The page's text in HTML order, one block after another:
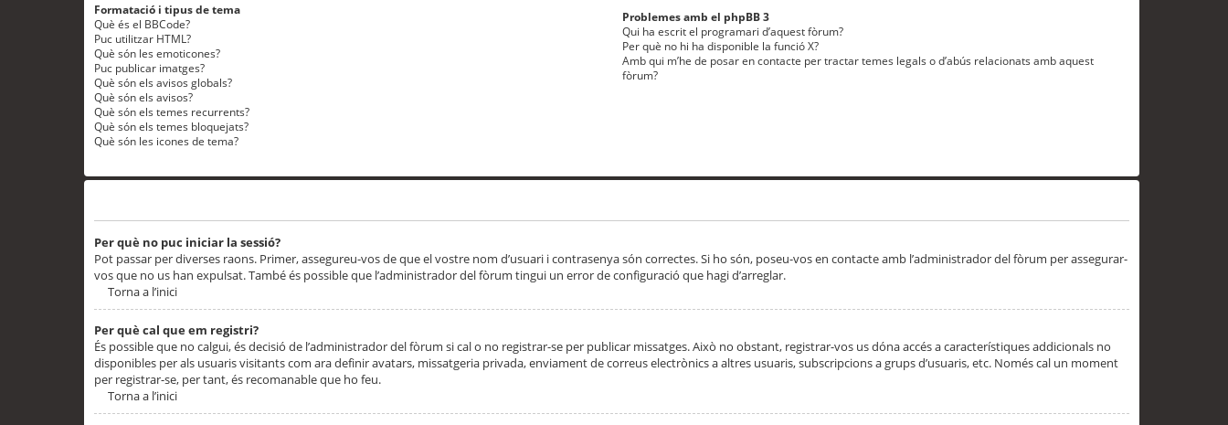
Formatació i tipus de tema
Què és el BBCode?
Puc utilitzar HTML?
Què són les emoticones?
Puc publicar imatges?
Què són els avisos globals?
Què són els avisos?
Què són els temes recurrents?
Què són els temes bloquejats?
Què són les icones de tema?
Problemes amb el phpBB 3
Qui ha escrit el programari d’aquest fòrum?
Per què no hi ha disponible la funció X?
Amb qui m’he de posar en contacte per tractar temes legals o d’abús relacionats amb aquest
fòrum?
Per què no puc iniciar la sessió?
Pot passar per diverses raons. Primer, assegureu-vos de que el vostre nom d’usuari i contrasenya són correctes. Si ho són, poseu-vos en contacte amb l’administrador del fòrum per assegurar-
vos que no us han expulsat. També és possible que l’administrador del fòrum tingui un error de configuració que hagi d’arreglar.
Torna a l’inici
Per què cal que em registri?
És possible que no calgui, és decisió de l’administrador del fòrum si cal o no registrar-se per publicar missatges. Això no obstant, registrar-vos us dóna accés a característiques addicionals no
disponibles per als usuaris visitants com ara definir avatars, missatgeria privada, enviament de correus electrònics a altres usuaris, subscripcions a grups d’usuaris, etc. Només cal un moment
per registrar-se, per tant, és recomanable que ho feu.
Torna a l’inici